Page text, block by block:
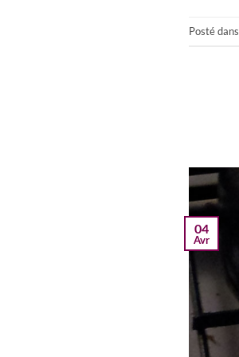
Posté dans
04
Avr